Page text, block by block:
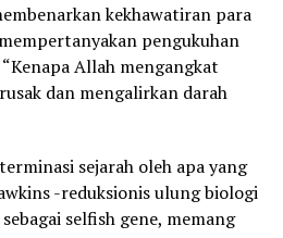
kekhawatiran para
pengukuhan
Allah mengangkat
dan mengalirkan darah
sejarah oleh apa yang
-reduksionis ulung biologi
selfish gene, memang